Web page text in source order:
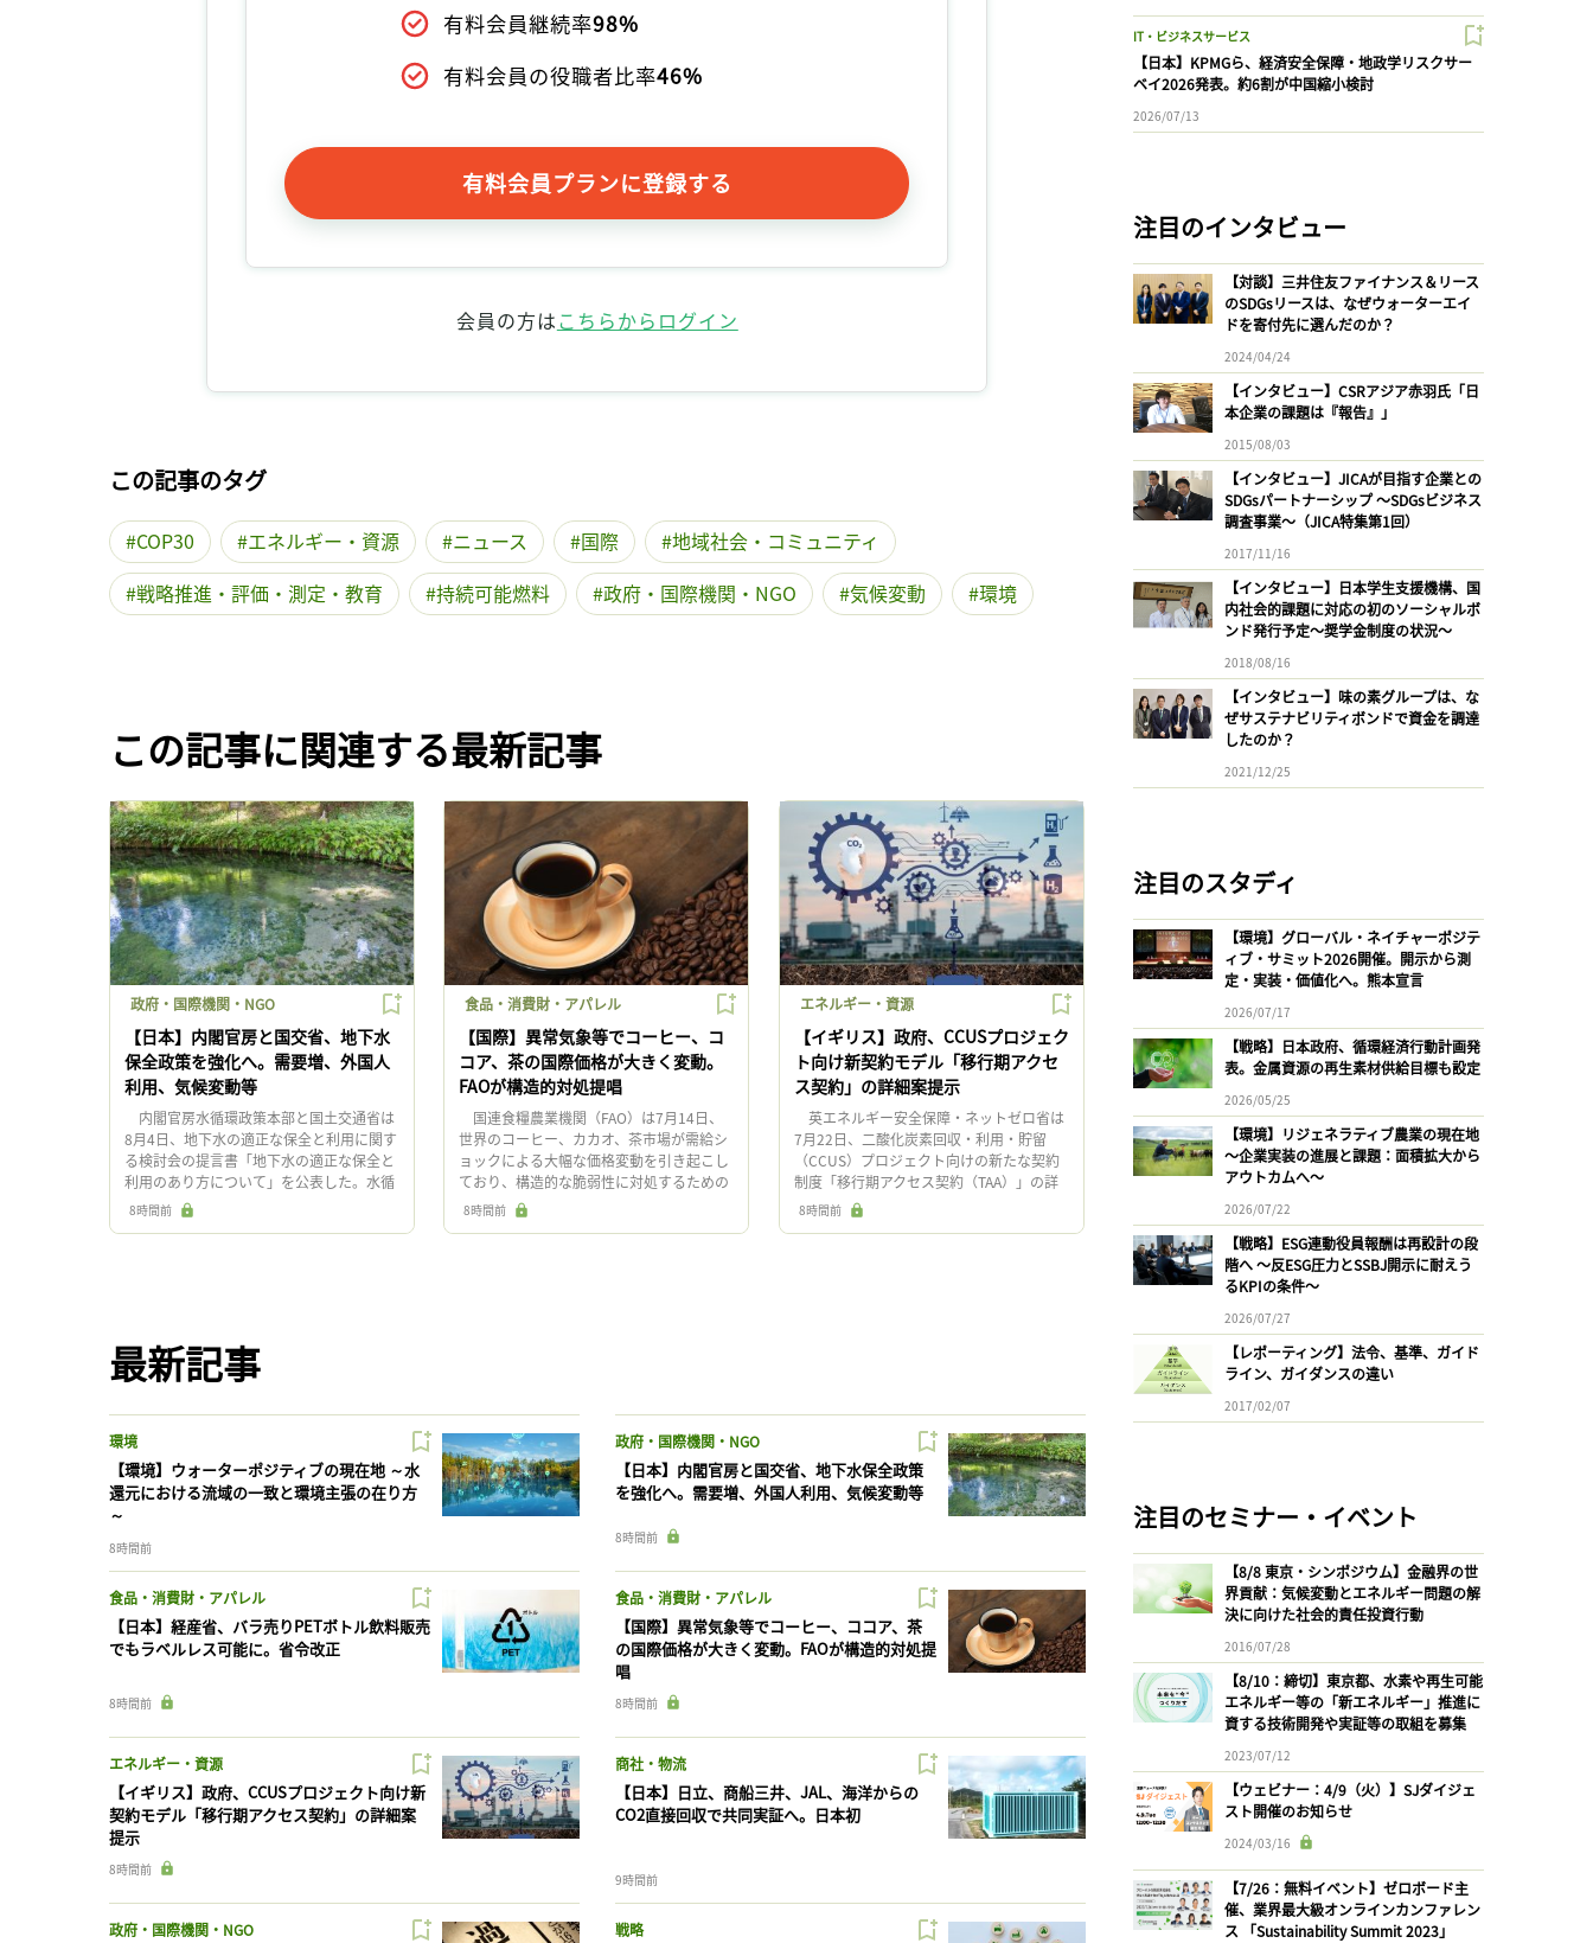
有料会員継続率98%
有料会員の役職者比率46%
有料会員プランに登録する
会員の方はこちらからログイン
この記事のタグ
COP30 エネルギー・資源 ニュース 国際
地域社会・コミュニティ
戦略推進・評価・測定・教育
持続可能燃料 政府・国際機関・NGO 気候変動 環境
この記事に関連する最新記事
政府・国際機関・NGO
【日本】内閣官房と国交省、地下水
保全政策を強化へ。需要増、外国人
利用、気候変動等
内閣官房水循環政策本部と国土交通省は
8月4日、地下水の適正な保全と利用に関す
る検討会の提言書「地下水の適正な保全と
利用のあり方について」を公表した。水循
環基本法の改正や、外国人による水源取得
への懸念を踏まえ、政策の在り […]
8時間前
食品・消費財・アパレル
【国際】異常気象等でコーヒー、コ
コア、茶の国際価格が大きく変動。
FAOが構造的対処提唱
国連食糧農業機関（FAO）は7月14日、
世界のコーヒー、カカオ、茶市場が需給シ
ョックによる大幅な価格変動を引き起こし
ており、構造的な脆弱性に対処するための
政策選択肢を提示した報告書「世界の飲料
市場における価格変動：動向 […]
8時間前
エネルギー・資源
【イギリス】政府、CCUSプロジェク
ト向け新契約モデル「移行期アクセ
ス契約」の詳細案提示
英エネルギー安全保障・ネットゼロ省は
7月22日、二酸化炭素回収・利用・貯留
（CCUS）プロジェクト向けの新たな契約
制度「移行期アクセス契約（TAA）」の詳
細案を発表した。英国政府は、政府支援に
大きく依存するCCUS市場 […]
8時間前
最新記事
環境
【環境】ウォーターポジティブの現在地 ～水
還元における流域の一致と環境主張の在り方
～
8時間前
政府・国際機関・NGO
【日本】内閣官房と国交省、地下水保全政策
を強化へ。需要増、外国人利用、気候変動等
8時間前
食品・消費財・アパレル
【日本】経産省、バラ売りPETボトル飲料販売
でもラベルレス可能に。省令改正
8時間前
食品・消費財・アパレル
【国際】異常気象等でコーヒー、ココア、茶
の国際価格が大きく変動。FAOが構造的対処提
唱
8時間前
エネルギー・資源
【イギリス】政府、CCUSプロジェクト向け新
契約モデル「移行期アクセス契約」の詳細案
提示
8時間前
商社・物流
【日本】日立、商船三井、JAL、海洋からの
CO2直接回収で共同実証へ。日本初
9時間前
政府・国際機関・NGO 戦略
IT・ビジネスサービス
【日本】KPMGら、経済安全保障・地政学リスクサー
ベイ2026発表。約6割が中国縮小検討
2026/07/13
注目のインタビュー
【対談】三井住友ファイナンス＆リース
のSDGsリースは、なぜウォーターエイ
ドを寄付先に選んだのか？
2024/04/24
【インタビュー】CSRアジア赤羽氏「日
本企業の課題は『報告』」
2015/08/03
【インタビュー】JICAが目指す企業との
SDGsパートナーシップ 〜SDGsビジネス
調査事業〜（JICA特集第1回）
2017/11/16
【インタビュー】日本学生支援機構、国
内社会的課題に対応の初のソーシャルボ
ンド発行予定〜奨学金制度の状況〜
2018/08/16
【インタビュー】味の素グループは、な
ぜサステナビリティボンドで資金を調達
したのか？
2021/12/25
注目のスタディ
【環境】グローバル・ネイチャーポジテ
ィブ・サミット2026開催。開示から測
定・実装・価値化へ。熊本宣言
2026/07/17
【戦略】日本政府、循環経済行動計画発
表。金属資源の再生素材供給目標も設定
2026/05/25
【環境】リジェネラティブ農業の現在地
〜企業実装の進展と課題：面積拡大から
アウトカムへ〜
2026/07/22
【戦略】ESG連動役員報酬は再設計の段
階へ 〜反ESG圧力とSSBJ開示に耐えう
るKPIの条件〜
2026/07/27
【レポーティング】法令、基準、ガイド
ライン、ガイダンスの違い
2017/02/07
注目のセミナー・イベント
【8/8 東京・シンポジウム】金融界の世
界貢献：気候変動とエネルギー問題の解
決に向けた社会的責任投資行動
2016/07/28
【8/10：締切】東京都、水素や再生可能
エネルギー等の「新エネルギー」推進に
資する技術開発や実証等の取組を募集
2023/07/12
【ウェビナー：4/9（火）】SJダイジェ
スト開催のお知らせ
2024/03/16
【7/26：無料イベント】ゼロボード主
催、業界最大級オンラインカンファレン
ス 「Sustainability Summit 2023」
ログインが必要です